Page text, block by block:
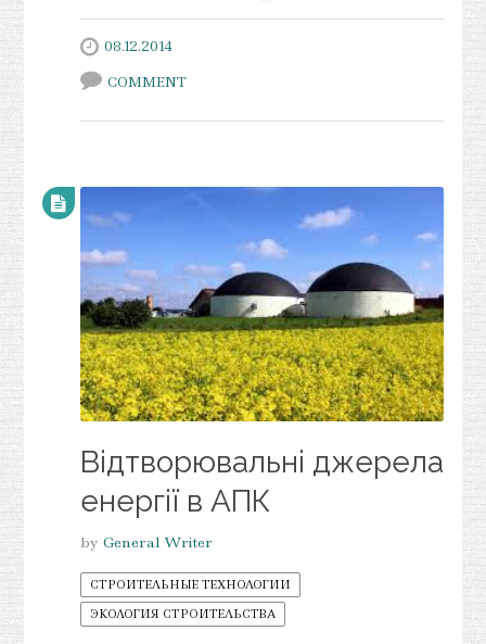
08.12.2014
COMMENT
Відтворювальні джерела
енергії в АПК
by General Writer
СТРОИТЕЛЬНЫЕ ТЕХНОЛОГИИ
ЭКОЛОГИЯ СТРОИТЕЛЬСТВА